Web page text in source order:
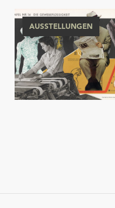
AUSSTELLUNGEN